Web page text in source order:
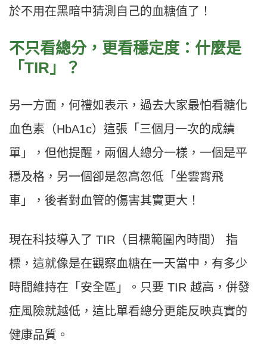
於不用在黑暗中猜測自己的血糖值了！
不只看總分，更看穩定度：什麼是
「TIR」？
另一方面，何禮如表示，過去大家最怕看糖化
血色素（HbA1c）這張「三個月一次的成績
單」，但他提醒，兩個人總分一樣，一個是平
穩及格，另一個卻是忽高忽低「坐雲霄飛
車」，後者對血管的傷害其實更大！
現在科技導入了 TIR（目標範圍內時間） 指
標，這就像是在觀察血糖在一天當中，有多少
時間維持在「安全區」。只要 TIR 越高，併發
症風險就越低，這比單看總分更能反映真實的
健康品質。